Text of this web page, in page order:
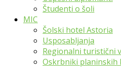
Študenti o šoli
MIC
Šolski hotel Astoria
Usposabljanja
Regionalni turistični
Oskrbniki planinskih